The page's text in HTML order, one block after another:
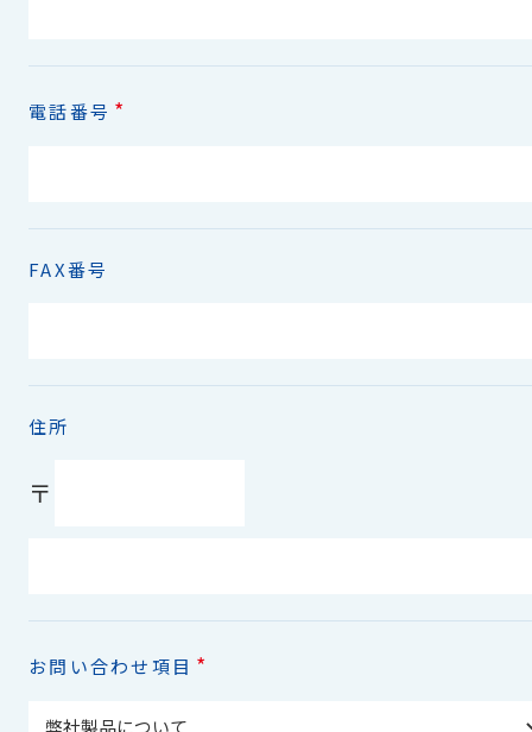
電話番号 *
FAX番号
住所
〒
お問い合わせ項目 *